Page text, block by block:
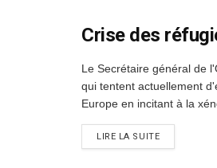
Crise des
Le Secrétaire général de
qui tentent actuellement
Europe en incitant à la
LIRE LA SUITEDETAILS